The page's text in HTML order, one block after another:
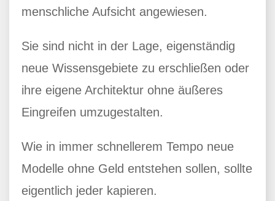
menschliche Aufsicht angewiesen.
Sie sind nicht in der Lage, eigenständig
neue Wissensgebiete zu erschließen oder
ihre eigene Architektur ohne äußeres
Eingreifen umzugestalten.
Wie in immer schnellerem Tempo neue
Modelle ohne Geld entstehen sollen, sollte
eigentlich jeder kapieren.